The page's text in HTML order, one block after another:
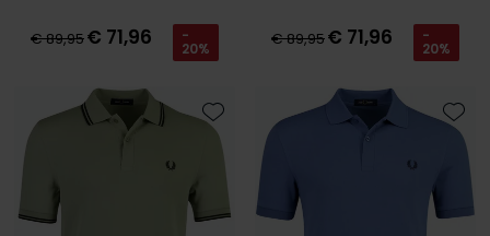
Meyer
North 84
€ 89,95€ 71,96 -
20% € 89,95€ 71,96 -
20%
Toevoegen aan favorieten